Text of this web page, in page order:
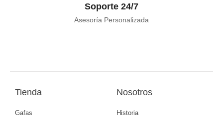
Soporte 24/7
Asesoría Personalizada
Tienda
Gafas
Nosotros
Historia